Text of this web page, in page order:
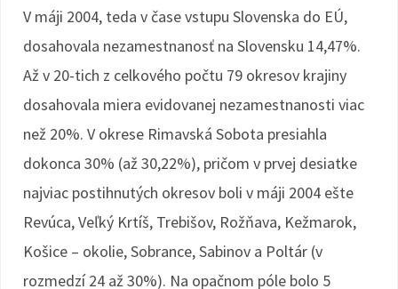
V máji 2004, teda v čase vstupu Slovenska do EÚ,
dosahovala nezamestnanosť na Slovensku 14,47%.
Až v 20-tich z celkového počtu 79 okresov krajiny
dosahovala miera evidovanej nezamestnanosti viac
než 20%. V okrese Rimavská Sobota presiahla
dokonca 30% (až 30,22%), pričom v prvej desiatke
najviac postihnutých okresov boli v máji 2004 ešte
Revúca, Veľký Krtíš, Trebišov, Rožňava, Kežmarok,
Košice – okolie, Sobrance, Sabinov a Poltár (v
rozmedzí 24 až 30%). Na opačnom póle bolo 5